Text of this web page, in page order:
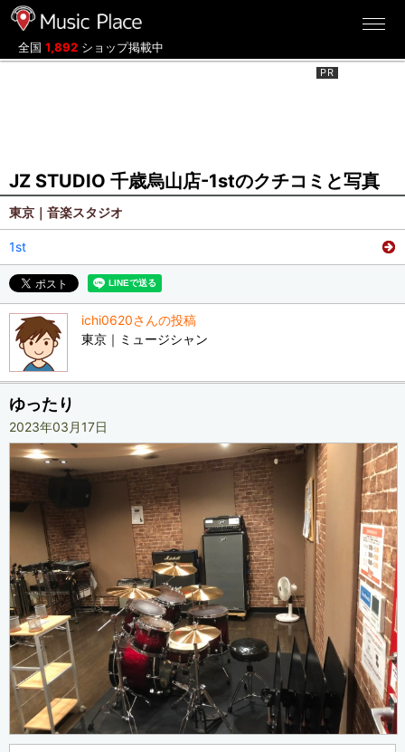
全国 1,892 ショップ掲載中
JZ STUDIO 千歳烏山店-1stのクチコミと写真
東京｜音楽スタジオ
1st
ichi0620さんの投稿
東京｜ミュージシャン
ゆったり
2023年03月17日